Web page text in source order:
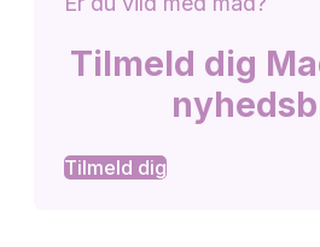
Tilmeld dig
Tilmeld dig